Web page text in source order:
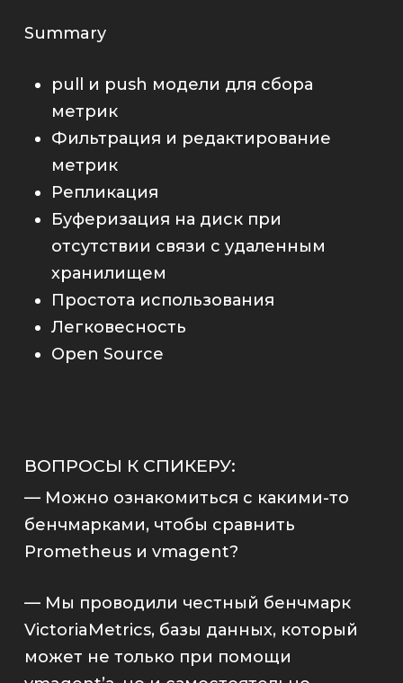
Summary
pull и push модели для сбора
метрик
Фильтрация и редактирование
метрик
Репликация
Буферизация на диск при
отсутствии связи с удаленным
хранилищем
Простота использования
Легковесность
Open Source
ВОПРОСЫ К СПИКЕРУ:
— Можно ознакомиться с какими-то
бенчмарками, чтобы сравнить
Prometheusи vmagent?
— Мы проводили честный бенчмарк
VictoriaMetrics, базы данных, который
может не только при помощи